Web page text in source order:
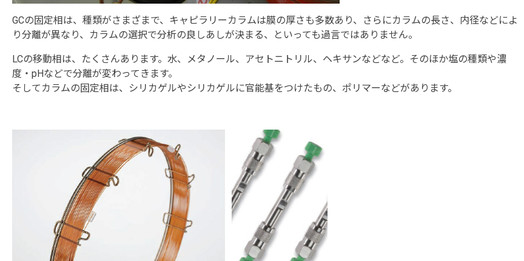
GCの固定相は、種類がさまざまで、キャピラリーカラムは膜の厚さも多数あり、さらにカラムの長さ、内径などによ
り分離が異なり、カラムの選択で分析の良しあしが決まる、といっても過言ではありません。
LCの移動相は、たくさんあります。水、メタノール、アセトニトリル、ヘキサンなどなど。そのほか塩の種類や濃
度・pHなどで分離が変わってきます。
そしてカラムの固定相は、シリカゲルやシリカゲルに官能基をつけたもの、ポリマーなどがあります。